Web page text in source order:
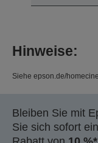
Hinweise:
Siehe epson.de/
Bleiben Sie mit
Sie sich sofort